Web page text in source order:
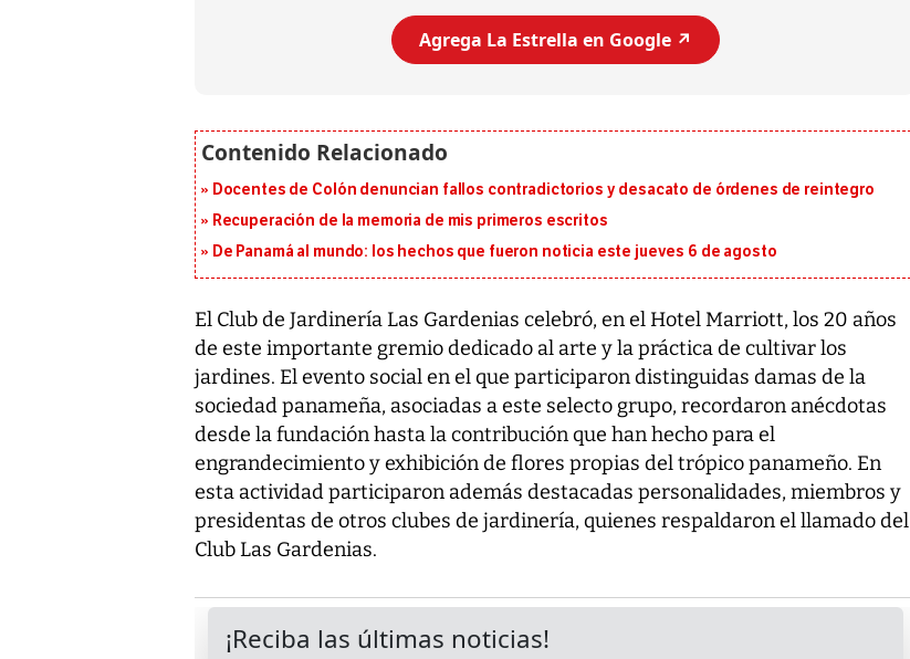
Agrega La Estrella en Google ↗️
Docentes de Colón denuncian fallos contradictorios y desacato de órdenes de reintegro
Recuperación de la memoria de mis primeros escritos
De Panamá al mundo: los hechos que fueron noticia este jueves 6 de agosto
El Club de Jardinería Las Gardenias celebró, en el Hotel Marriott, los 20 años
de este importante gremio dedicado al arte y la práctica de cultivar los
jardines. El evento social en el que participaron distinguidas damas de la
sociedad panameña, asociadas a este selecto grupo, recordaron anécdotas
desde la fundación hasta la contribución que han hecho para el
engrandecimiento y exhibición de flores propias del trópico panameño. En
esta actividad participaron además destacadas personalidades, miembros y
presidentas de otros clubes de jardinería, quienes respaldaron el llamado del
Club Las Gardenias.
al sur de Japón, provocando una